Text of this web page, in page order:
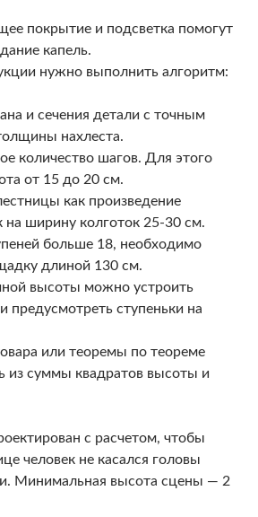
покрытие и подсветка помогут
капель.
нужно выполнить алгоритм:
и сечения детали с точным
нахлеста.
количество шагов. Для этого
от 15 до 20 см.
как произведение
на ширину колготок 25-30 см.
больше 18, необходимо
длиной 130 см.
высоты можно устроить
предусмотреть ступеньки на
или теоремы по теореме
из суммы квадратов высоты и
с расчетом, чтобы
человек не касался головы
Минимальная высота сцены — 2